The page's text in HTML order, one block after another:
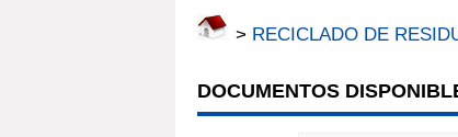
> RECICLADO DE
DOCUMENTOS